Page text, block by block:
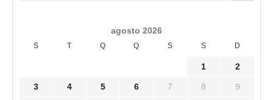
agosto 2026
S T Q Q S S D
1 2
3 4 5 6 7 8 9